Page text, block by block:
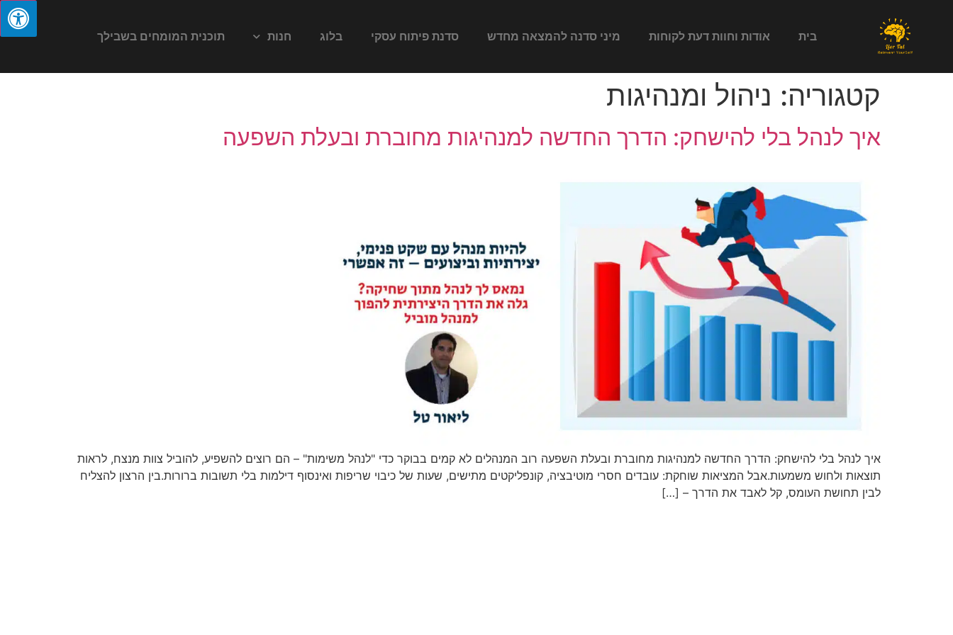
בית אודות וחוות דעת לקוחות מיני סדנה להמצאה מחדש סדנת פיתוח עסקי בלוג חנות תוכנית המומחים בשבילך
קטגוריה: ניהול ומנהיגות
איך לנהל בלי להישחק: הדרך החדשה למנהיגות מחוברת ובעלת השפעה
איך לנהל בלי להישחק: הדרך החדשה למנהיגות מחוברת ובעלת השפעה רוב המנהלים לא קמים בבוקר כדי "לנהל משימות" – הם רוצים להשפיע, להוביל צוות מנצח, לראות
תוצאות ולחוש משמעות.אבל המציאות שוחקת: עובדים חסרי מוטיבציה, קונפליקטים מתישים, שעות של כיבוי שריפות ואינסוף דילמות בלי תשובות ברורות.בין הרצון להצליח
לבין תחושת העומס, קל לאבד את הדרך – […]